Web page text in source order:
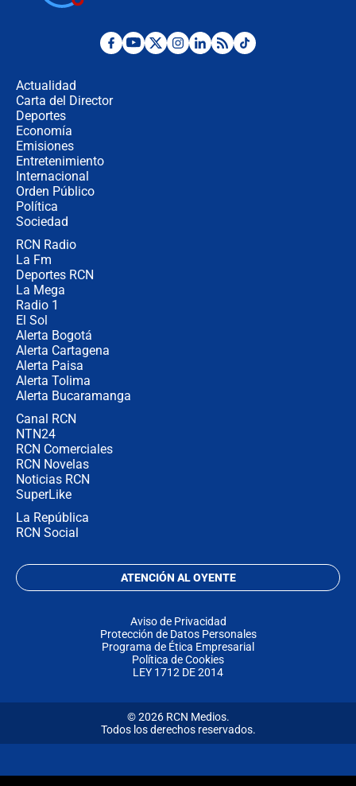
Desde dermatitis hasta infecciones:
Actualidad
Carta del Director
Deportes
Economía
Emisiones
Entretenimiento
Internacional
Orden Público
Política
Sociedad
RCN Radio
La Fm
Deportes RCN
La Mega
Radio 1
El Sol
Alerta Bogotá
Alerta Cartagena
Alerta Paisa
Alerta Tolima
Alerta Bucaramanga
Canal RCN
NTN24
RCN Comerciales
RCN Novelas
Noticias RCN
SuperLike
La República
RCN Social
ATENCIÓN AL OYENTE
Aviso de Privacidad
Protección de Datos Personales
Programa de Ética Empresarial
Política de Cookies
LEY 1712 DE 2014
© 2026 RCN Medios.
Todos los derechos reservados.